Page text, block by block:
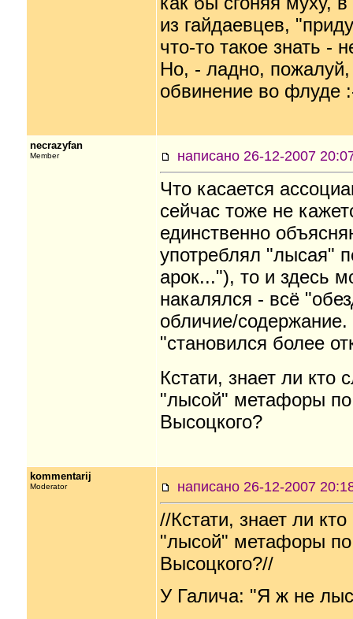
из гайдаевцев,
что-то такое знать -
Но, - ладно,
обвинение во флуде
necrazyfan
Member написано 26-12-2007
Что касается
сейчас тоже не
единственно
употреблял "лысая"
арок..."), то и здесь
накалялся - всё
обличие/
"становился более
Кстати, знает ли кто
"лысой" метафоры
Высоцкого?
kommentarij
Moderator написано 26-12-2007
//Кстати, знает ли
"лысой" метафоры
Высоцкого?//
У Галича: "Я ж не